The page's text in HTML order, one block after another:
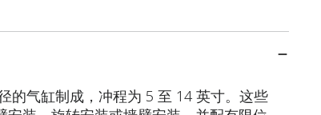
的气缸制成，冲程为 5 至 14 英寸。这些